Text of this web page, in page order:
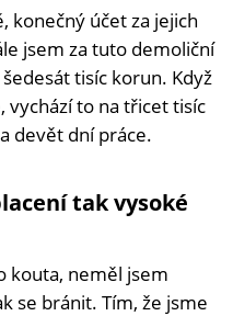
konečný účet za jejich
jsem za tuto demoliční
tisíc korun. Když
vychází to na třicet tisíc
devět dní práce.
tak vysoké
kouta, neměl jsem
se bránit. Tím, že jsme